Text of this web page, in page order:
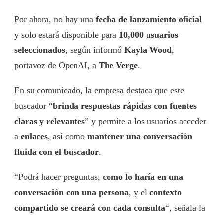
Por ahora, no hay una fecha de lanzamiento oficial
y solo estará disponible para 10,000 usuarios
seleccionados, según informó Kayla Wood,
portavoz de OpenAI, a The Verge.
En su comunicado, la empresa destaca que este
buscador “brinda respuestas rápidas con fuentes
claras y relevantes” y permite a los usuarios acceder
a enlaces, así como mantener una conversación
fluida con el buscador.
“Podrá hacer preguntas, como lo haría en una
conversación con una persona, y el contexto
compartido se creará con cada consulta“, señala la